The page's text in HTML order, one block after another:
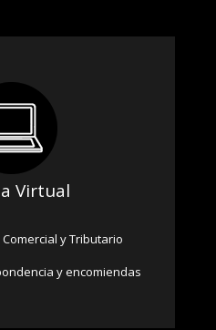
Virtual
y Tributario
y encomiendas